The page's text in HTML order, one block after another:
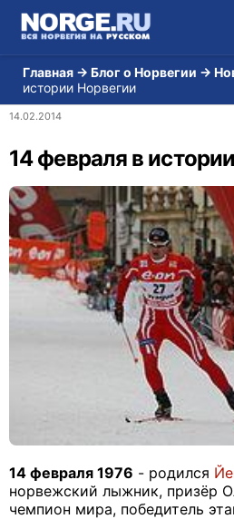
Главная → Блог о Норвегии →
истории Норвегии
14.02.2014
14 февраля в
14 февраля 1976 - родился
норвежский лыжник, призёр
чемпион мира, победитель